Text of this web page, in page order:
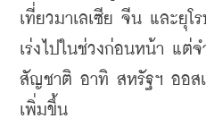
เที่ยวมาเลเซีย จีน และยุโ
เร่งไปในช่วงก่อนหน้า แต่
สัญชาติ อาทิ สหรัฐฯ ออส
เพิ่มขึ้น